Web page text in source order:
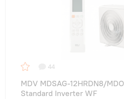
44
MDV MDSAG-12HRDN8/
Standard Inverter WF